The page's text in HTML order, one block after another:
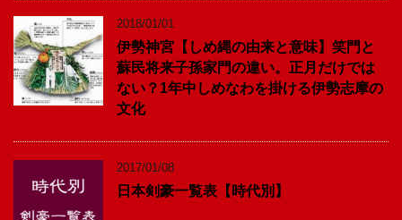
2018/01/01
伊勢神宮【しめ縄の由来と意味】笑門と
蘇民将来子孫家門の違い。正月だけでは
ない？1年中しめなわを掛ける伊勢志摩の
文化
2017/01/08
日本剣豪一覧表【時代別】